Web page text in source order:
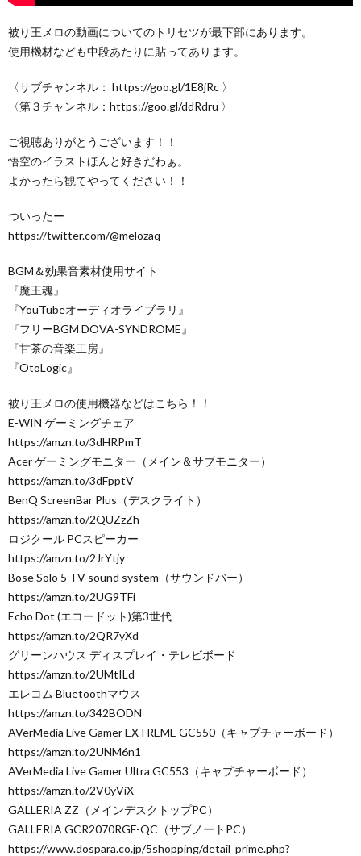
被り王メロの動画についてのトリセツが最下部にあります。
使用機材なども中段あたりに貼ってあります。
〈サブチャンネル： https://goo.gl/1E8jRc 〉
〈第３チャンネル：https://goo.gl/ddRdru 〉
ご視聴ありがとうございます！！
悟空のイラストほんと好きだわぁ。
よかったら観てやってください！！
ついったー
https://twitter.com/@melozaq
BGM＆効果音素材使用サイト
『魔王魂』
『YouTubeオーディオライブラリ』
『フリーBGM DOVA-SYNDROME』
『甘茶の音楽工房』
『OtoLogic』
被り王メロの使用機器などはこちら！！
E-WIN ゲーミングチェア
https://amzn.to/3dHRPmT
Acer ゲーミングモニター（メイン＆サブモニター）
https://amzn.to/3dFpptV
BenQ ScreenBar Plus（デスクライト）
https://amzn.to/2QUZzZh
ロジクール PCスピーカー
https://amzn.to/2JrYtjy
Bose Solo 5 TV sound system（サウンドバー）
https://amzn.to/2UG9TFi
Echo Dot (エコードット)第3世代
https://amzn.to/2QR7yXd
グリーンハウス ディスプレイ・テレビボード
https://amzn.to/2UMtILd
エレコム Bluetoothマウス
https://amzn.to/342BODN
AVerMedia Live Gamer EXTREME GC550（キャプチャーボード）
https://amzn.to/2UNM6n1
AVerMedia Live Gamer Ultra GC553（キャプチャーボード）
https://amzn.to/2V0yViX
GALLERIA ZZ（メインデスクトップPC）
GALLERIA GCR2070RGF-QC（サブノートPC）
https://www.dospara.co.jp/5shopping/detail_prime.php?